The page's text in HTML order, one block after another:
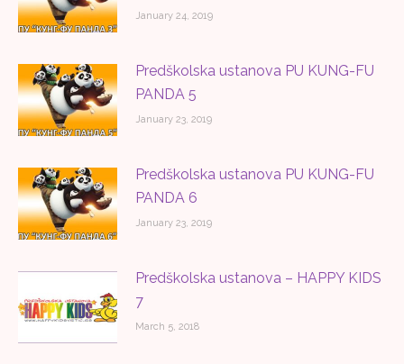
January 24, 2019
Predškolska ustanova PU KUNG-FU
PANDA 5
January 23, 2019
Predškolska ustanova PU KUNG-FU
PANDA 6
January 23, 2019
Predškolska ustanova – HAPPY KIDS
7
March 5, 2018